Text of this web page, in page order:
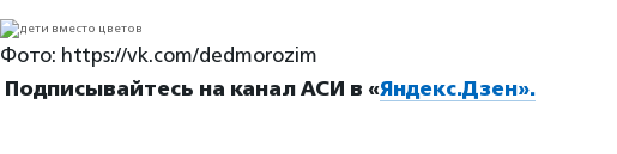
Фото: https://vk.com/dedmorozim
Подписывайтесь на канал АСИ в «Яндекс.Дзен».